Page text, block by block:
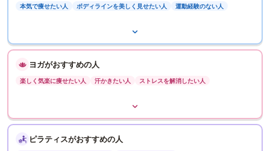
本気で痩せたい人 ボディラインを美しく見せたい人 運動経験のない人
ヨガがおすすめの人
楽しく気楽に痩せたい人 汗かきたい人 ストレスを解消したい人
ピラティスがおすすめの人